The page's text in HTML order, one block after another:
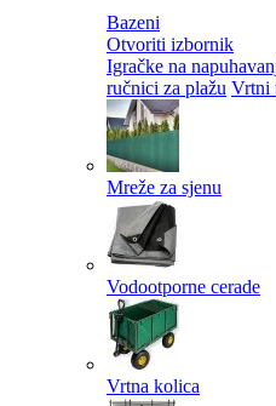
Bazeni
Otvoriti izbornik
Igračke na
ručnici za plažu Vrtni
Mreže za sjenu
Vodootporne cerade
Vrtna kolica